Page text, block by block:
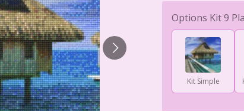
Options Kit 9
Kit Simple